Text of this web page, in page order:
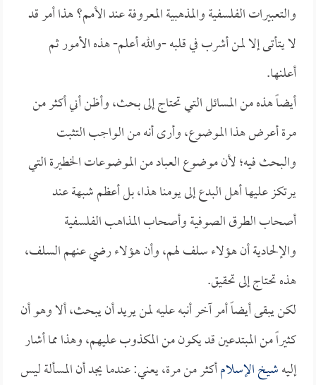
والتعبيرات الفلسفية والمذهبية المعروفة عند الأمم؟ هذا أمر قد
لا يتأتى إلا لمن أشرب في قلبه -والله أعلم- هذه الأمور ثم
أعلنها.
أيضاً هذه من المسائل التي تحتاج إلى بحث، وأظن أني أكثر من
مرة أعرض هذا الموضوع، وأرى أنه من الواجب التثبت
والبحث فيه؛ لأن موضوع العباد من الموضوعات الخطيرة التي
يرتكز عليها أهل البدع إلى يومنا هذا، بل أعظم شبهة عند
أصحاب الطرق الصوفية وأصحاب المذاهب الفلسفية
والإلحادية أن هؤلاء سلف لهم، وأن هؤلاء رضي عنهم السلف،
هذه تحتاج إلى تحقيق.
لكن يبقى أيضاً أمر آخر أنبه عليه لمن يريد أن يبحث، ألا وهو أن
كثيراً من المبتدعين قد يكون من المكذوب عليهم، وهذا مما أشار
إليهشيخ الإسلامأكثر من مرة، يعني: عندما يجد أن المسألة ليس